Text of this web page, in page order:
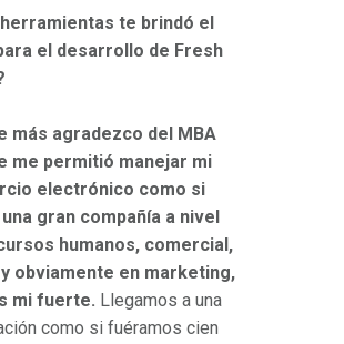
te brindó el
el desarrollo de Fresh
más agradezco del MBA
me permitió manejar mi
electrónico como si
gran compañía a nivel
humanos, comercial,
obviamente en marketing,
mi fuerte. Llegamos a una
como si fuéramos cien